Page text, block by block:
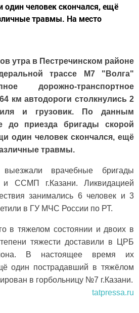
человек скончался, ещё
травмы. На место
утра в Пестречинском районе
трассе М7 "Волга"
дорожно-транспортное
км автодороги столкнулись 2
и грузовик. По данным
до приезда бригады скорой
один человек скончался, ещё
травмы.
врачебные бригады
и ССМП г.Казани. Ликвидацией
занимались 6 человек и 3
в ГУ МЧС России по РТ.
в тяжелом состоянии и двоих в
тяжести доставили в ЦРБ
В настоящее время их
один пострадавший в тяжёлом
в горбольницу №7 г.Казани.
tatpressa.ru